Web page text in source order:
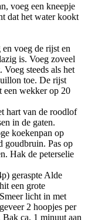
voeg een kneepje
dat het water kookt
voeg de rijst en
is. Voeg zoveel
steeds als het
toe. De rijst
een wekker op 20
hart van de roodlof
in de gaten.
koekenpan op
goudbruin. Pas op
Hak de peterselie
geraspte Alde
een grote
licht in met
2 hoopjes per
ca. 1 minuut aan